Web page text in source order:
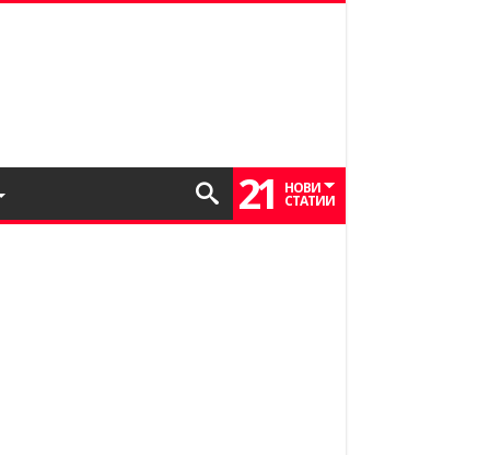
21 НОВИ
СТАТИИ